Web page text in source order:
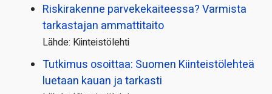
Riskirakenne parvekekaiteessa? Varmista
tarkastajan ammattitaito
Lähde: Kiinteistölehti
Tutkimus osoittaa: Suomen Kiinteistölehteä
luetaan kauan ja tarkasti